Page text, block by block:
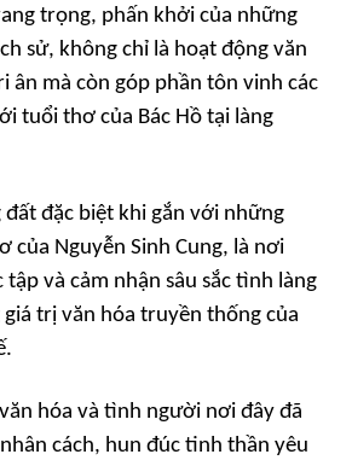
trọng, phấn khởi của những
sử, không chỉ là hoạt động văn
ân mà còn góp phần tôn vinh các
tuổi thơ của Bác Hồ tại làng
đất đặc biệt khi gắn với những
của Nguyễn Sinh Cung, là nơi
và cảm nhận sâu sắc tình làng
trị văn hóa truyền thống của
hóa và tình người nơi đây đã
cách, hun đúc tinh thần yêu